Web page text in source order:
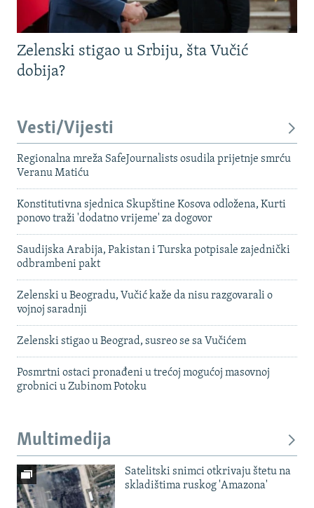
Zelenski stigao u Srbiju, šta Vučić
dobija?
Vesti/Vijesti
Regionalna mreža SafeJournalists osudila prijetnje smrću
Veranu Matiću
Konstitutivna sjednica Skupštine Kosova odložena, Kurti
ponovo traži 'dodatno vrijeme' za dogovor
Saudijska Arabija, Pakistan i Turska potpisale zajednički
odbrambeni pakt
Zelenski u Beogradu, Vučić kaže da nisu razgovarali o
vojnoj saradnji
Zelenski stigao u Beograd, susreo se sa Vučićem
Posmrtni ostaci pronađeni u trećoj mogućoj masovnoj
grobnici u Zubinom Potoku
Multimedija
Satelitski snimci otkrivaju štetu na
skladištima ruskog 'Amazona'